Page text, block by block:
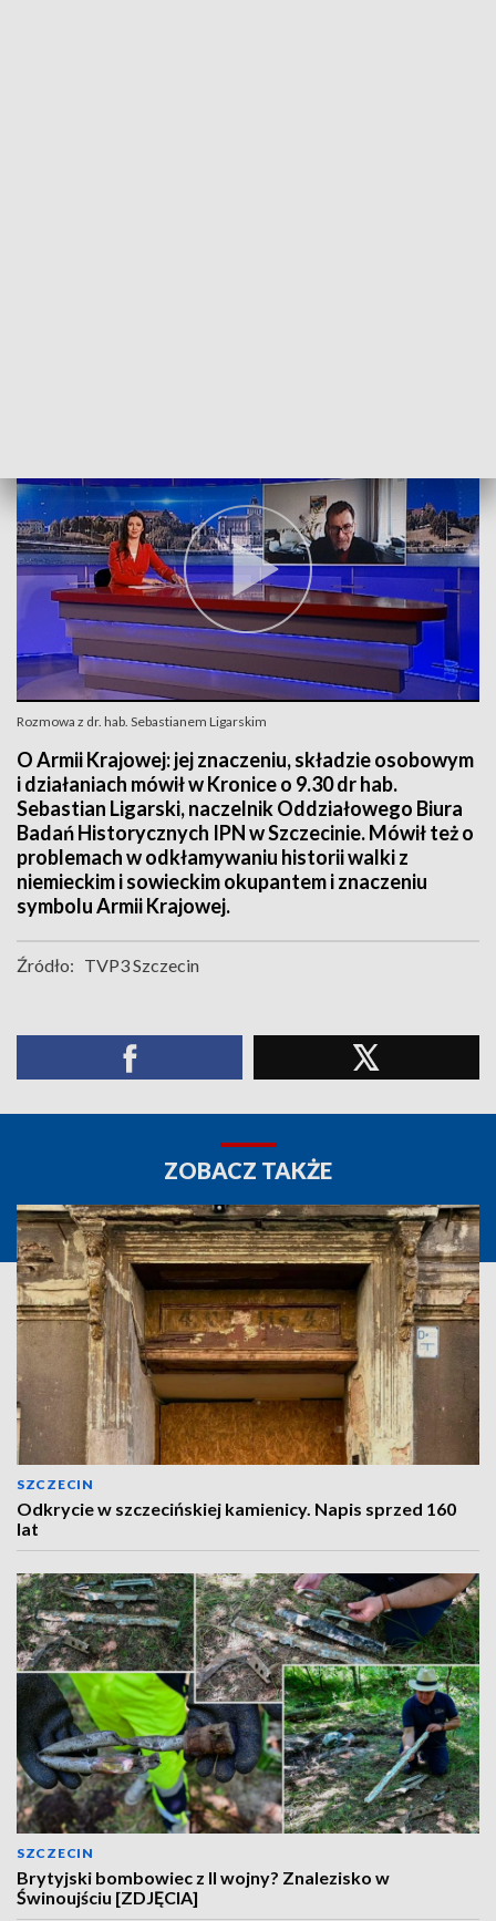
Rozmowa z dr. hab. Sebastianem Ligarskim
O Armii Krajowej: jej znaczeniu, składzie osobowym
i działaniach mówił w Kronice o 9.30 dr hab.
Sebastian Ligarski, naczelnik Oddziałowego Biura
Badań Historycznych IPN w Szczecinie. Mówił też o
problemach w odkłamywaniu historii walki z
niemieckim i sowieckim okupantem i znaczeniu
symbolu Armii Krajowej.
Źródło: TVP3 Szczecin
ZOBACZ TAKŻE
SZCZECIN
Odkrycie w szczecińskiej kamienicy. Napis sprzed 160
lat
SZCZECIN
Brytyjski bombowiec z II wojny? Znalezisko w
Świnoujściu [ZDJĘCIA]